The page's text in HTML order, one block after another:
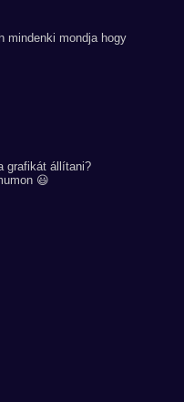
mindenki mondja hogy
grafikát állítani?
😃